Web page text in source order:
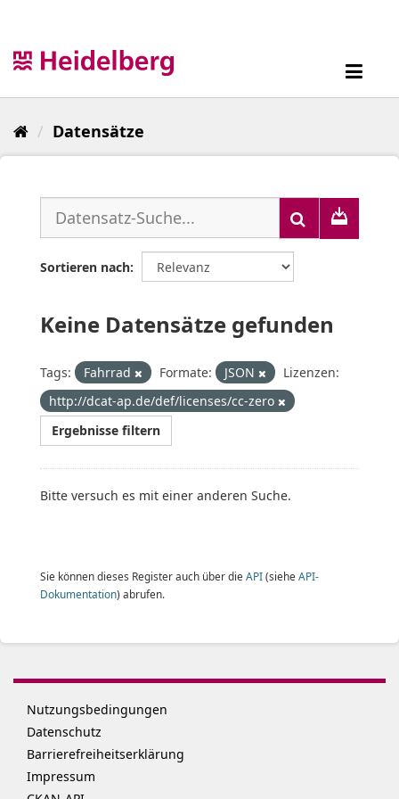
Datensätze
Sortieren nach
Keine Datensätze gefunden
Tags: Fahrrad Formate: JSON
Lizenzen:
http://dcat-ap.de/def/licenses/cc-zero
Ergebnisse filtern
Bitte versuch es mit einer anderen Suche.
Sie können dieses Register auch über die API(siehe API-
Dokumentation) abrufen.
Nutzungsbedingungen
Datenschutz
Barrierefreiheitserklärung
Impressum